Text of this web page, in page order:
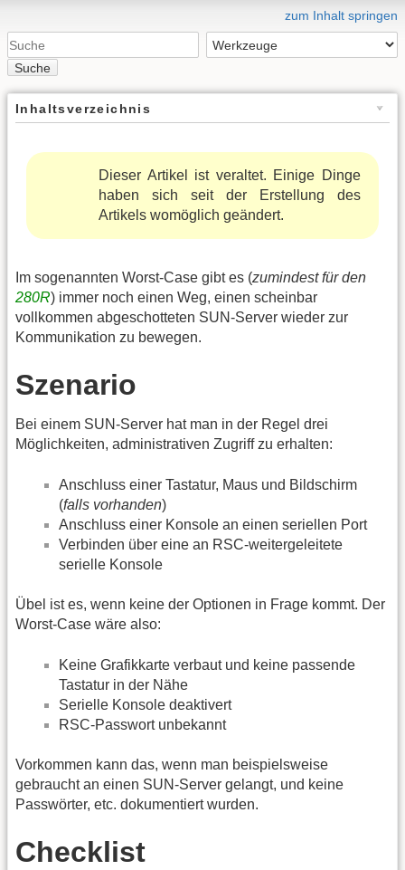
zum Inhalt springen
Suche
Inhaltsverzeichnis
Dieser Artikel ist veraltet. Einige Dinge
haben sich seit der Erstellung des
Artikels womöglich geändert.
Im sogenannten Worst-Case gibt es (zumindest für den
280R) immer noch einen Weg, einen scheinbar
vollkommen abgeschotteten SUN-Server wieder zur
Kommunikation zu bewegen.
Szenario
Bei einem SUN-Server hat man in der Regel drei
Möglichkeiten, administrativen Zugriff zu erhalten:
Anschluss einer Tastatur, Maus und Bildschirm
(falls vorhanden)
Anschluss einer Konsole an einen seriellen Port
Verbinden über eine an RSC-weitergeleitete
serielle Konsole
Übel ist es, wenn keine der Optionen in Frage kommt. Der
Worst-Case wäre also:
Keine Grafikkarte verbaut und keine passende
Tastatur in der Nähe
Serielle Konsole deaktivert
RSC-Passwort unbekannt
Vorkommen kann das, wenn man beispielsweise
gebraucht an einen SUN-Server gelangt, und keine
Passwörter, etc. dokumentiert wurden.
Checklist